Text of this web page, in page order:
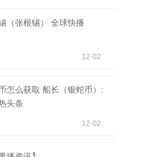
（张根锡） 全球快播
12-02
怎么获取 船长（银蛇币）:
头条
12-02